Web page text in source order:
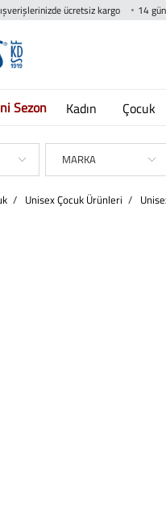
ücretsiz kargo 14
Sezon Kadın Çocuk
MARKA
/ Unisex Çocuk Ürünleri /